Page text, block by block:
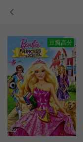
豆瓣高分